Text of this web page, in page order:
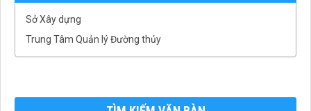
Sở Xây dựng
Trung Tâm Quản lý Đường thủy